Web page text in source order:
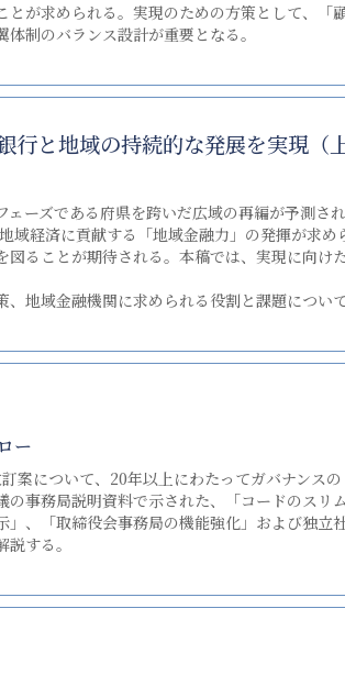
が求められる。実現のための方策として、「
制のバランス設計が重要となる。
と地域の持続的な発展を実現（上
ーズである府県を跨いだ広域の再編が予測さ
経済に貢献する「地域金融力」の発揮が求
ることが期待される。本稿では、実現に向け
地域金融機関に求められる役割と課題について
ー
について、20年以上にわたってガバナンス
事務局説明資料で示された、「コードのスリム
、「取締役会事務局の機能強化」および独立
する。